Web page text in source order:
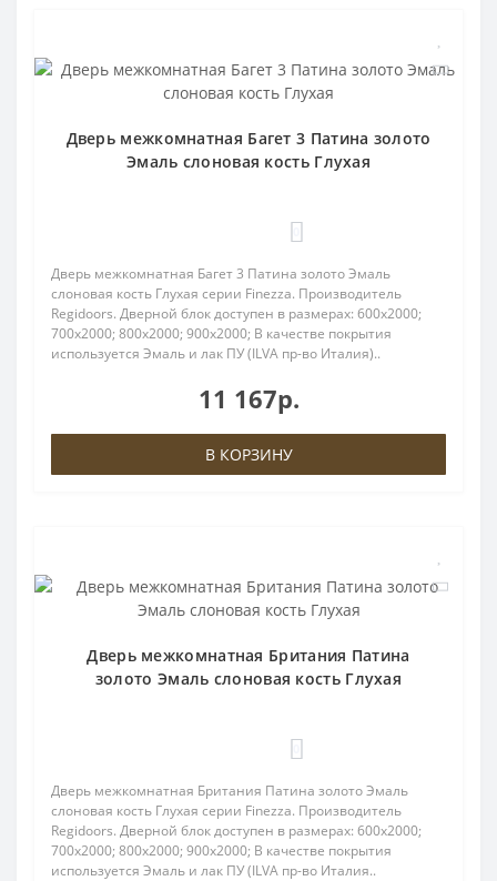
Дверь межкомнатная Багет 3 Патина золото
Эмаль слоновая кость Глухая
Дверь межкомнатная Багет 3 Патина золото Эмаль
слоновая кость Глухая серии Finezza. Производитель
Regidoors. Дверной блок доступен в размерах: 600x2000;
700x2000; 800x2000; 900x2000; В качестве покрытия
используется Эмаль и лак ПУ (ILVA пр-во Италия)..
11 167р.
В КОРЗИНУ
Дверь межкомнатная Британия Патина
золото Эмаль слоновая кость Глухая
Дверь межкомнатная Британия Патина золото Эмаль
слоновая кость Глухая серии Finezza. Производитель
Regidoors. Дверной блок доступен в размерах: 600x2000;
700x2000; 800x2000; 900x2000; В качестве покрытия
используется Эмаль и лак ПУ (ILVA пр-во Италия..